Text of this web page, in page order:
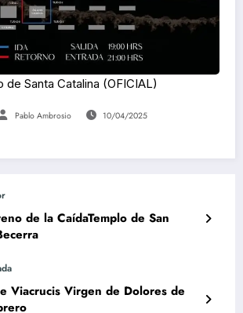
de Santa Catalina (OFICIAL)
Pablo Ambrosio 10/04/2025
de la CaídaTemplo de San
Viacrucis Virgen de Dolores de